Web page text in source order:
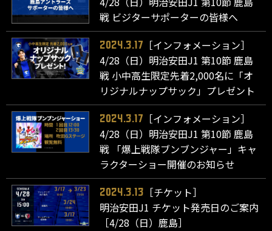
戦 ビジターサポーターの皆様へ
2024.3.17
［インフォメーション］
4/28（日）明治安田J1 第10節 鹿島
戦 小中高生限定先着2,000名に「オ
リジナルナップサック」プレゼント
2024.3.17
［インフォメーション］
4/28（日）明治安田J1 第10節 鹿島
戦 「爆上戦隊ブンブンジャー」キャ
ラクターショー開催のお知らせ
2024.3.13
［チケット］
明治安田J1 チケット発売日のご案内
［4/28（日）鹿島］